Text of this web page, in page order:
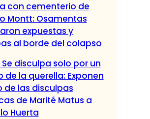
con cementerio de
Montt: Osamentas
expuestas y
al borde del colapso
Se disculpa solo por un
de la querella: Exponen
de las disculpas
de Marité Matus a
Huerta